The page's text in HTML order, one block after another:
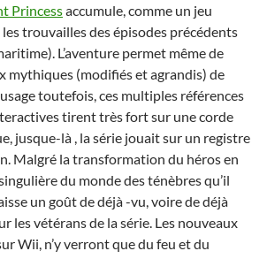
Princessaccumule, comme un jeu
trouvailles des épisodes précédents
L’aventure permet même de
mythiques (modifiés et agrandis) de
toutefois, ces multiples références
tirent très fort sur une corde
jusque-là , la série jouait sur un registre
Malgré la transformation du héros en
du monde des ténèbres qu’il
un goût de déjà -vu, voire de déjà
les vétérans de la série. Les nouveaux
Wii, n’y verront que du feu et du